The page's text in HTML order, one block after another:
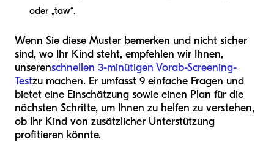
oder „taw“.
Wenn Sie diese Muster bemerken und nicht sicher
sind, wo Ihr Kind steht, empfehlen wir Ihnen,
unserenschnellen 3-minütigen Vorab-Screening-
Testzu machen. Er umfasst 9 einfache Fragen und
bietet eine Einschätzung sowie einen Plan für die
nächsten Schritte, um Ihnen zu helfen zu verstehen,
ob Ihr Kind von zusätzlicher Unterstützung
profitieren könnte.